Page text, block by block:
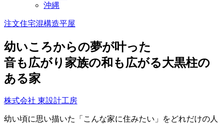
沖縄
注文住宅混構造平屋
幼いころからの夢が叶った
音も広がり家族の和も広がる大黒柱の
ある家
株式会社 東設計工房
幼い頃に思い描いた「こんな家に住みたい」をどれだけの人